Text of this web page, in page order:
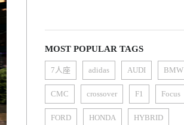
MOST POPULAR TAGS
7人座 adidas AUDI BMW
CMC crossover F1 Focus
FORD HONDA HYBRID